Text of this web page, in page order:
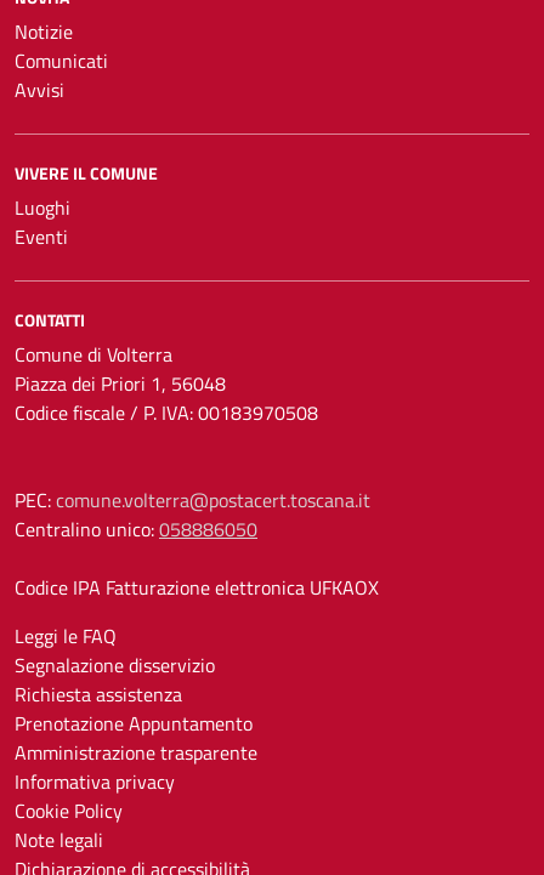
Notizie
Comunicati
Avvisi
VIVERE IL COMUNE
Luoghi
Eventi
CONTATTI
Comune di Volterra
Piazza dei Priori 1, 56048
Codice fiscale / P. IVA: 00183970508
PEC:comune.volterra@postacert.toscana.it
Centralino unico:058886050
Codice IPA Fatturazione elettronica UFKAOX
Leggi le FAQ
Segnalazione disservizio
Richiesta assistenza
Prenotazione Appuntamento
Amministrazione trasparente
Informativa privacy
Cookie Policy
Note legali
Dichiarazione di accessibilità